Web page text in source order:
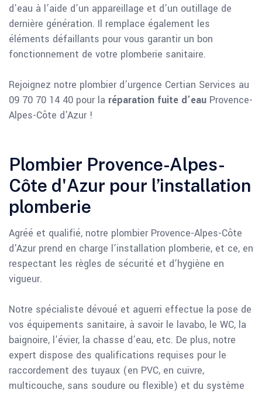
d’eau à l’aide d’un appareillage et d’un outillage de
dernière génération. Il remplace également les
éléments défaillants pour vous garantir un bon
fonctionnement de votre plomberie sanitaire.
Rejoignez notre plombier d’urgence Certian Services au
09 70 70 14 40 pour la réparation fuite d’eau Provence-
Alpes-Côte d'Azur !
Plombier Provence-Alpes-
Côte d'Azur pour l’installation
plomberie
Agréé et qualifié, notre plombier Provence-Alpes-Côte
d'Azur prend en charge l’installation plomberie, et ce, en
respectant les règles de sécurité et d’hygiène en
vigueur.
Notre spécialiste dévoué et aguerri effectue la pose de
vos équipements sanitaire, à savoir le lavabo, le WC, la
baignoire, l’évier, la chasse d’eau, etc. De plus, notre
expert dispose des qualifications requises pour le
raccordement des tuyaux (en PVC, en cuivre,
multicouche, sans soudure ou flexible) et du système